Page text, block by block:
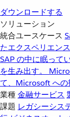
ダウンロードする
ソリューション
統合ユースケース
たエクスペリエン
SAP の中に眠って
を生み出す。
て、Microsoft への
業種金融サービス
課題 レガシーシス